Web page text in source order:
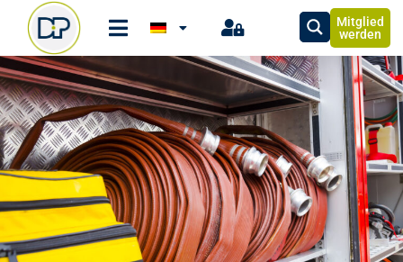
Mitglied
werden